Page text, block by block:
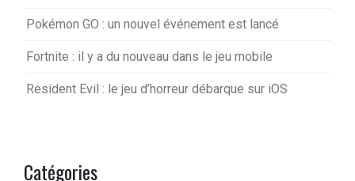
Pokémon GO : un nouvel événement est lancé
Fortnite : il y a du nouveau dans le jeu mobile
Resident Evil : le jeu d’horreur débarque sur iOS
Catégories